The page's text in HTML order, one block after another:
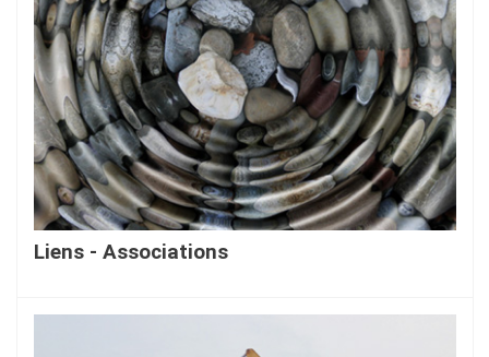
Liens - Associations